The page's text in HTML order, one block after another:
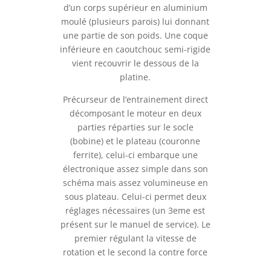
d’un corps supérieur en aluminium
moulé (plusieurs parois) lui donnant
une partie de son poids. Une coque
inférieure en caoutchouc semi-rigide
vient recouvrir le dessous de la
platine.
Précurseur de l’entrainement direct
décomposant le moteur en deux
parties réparties sur le socle
(bobine) et le plateau (couronne
ferrite), celui-ci embarque une
électronique assez simple dans son
schéma mais assez volumineuse en
sous plateau. Celui-ci permet deux
réglages nécessaires (un 3eme est
présent sur le manuel de service). Le
premier régulant la vitesse de
rotation et le second la contre force